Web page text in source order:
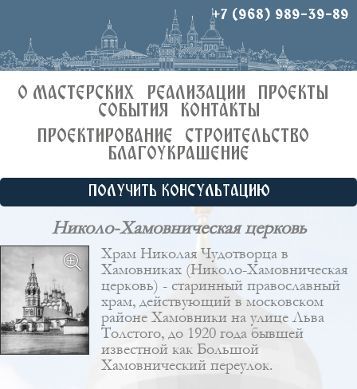
+7 (968) 989-39-89
О МАСТЕРСКИХ РЕАЛИЗАЦИИ
ПРОЕКТЫ
СОБЫТИЯ
КОНТАКТЫ
ПРОЕКТИРОВАНИЕ
СТРОИТЕЛЬСТВО
БЛАГОУКРАШЕНИЕ
ПОЛУЧИТЬ КОНСУЛЬТАЦИЮ
Николо-Хамовническая церковь
Храм Николая Чудотворца в
Хамовниках (Николо-Хамовническая
церковь) - старинный православный
храм, действующий в московском
районе Хамовники на улице Льва
Толстого, до 1920 года бывшей
известной как Большой
Хамовнический переулок.